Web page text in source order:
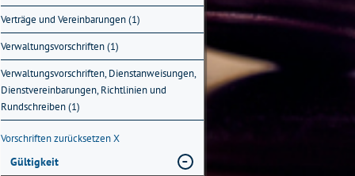
Verträge und Vereinbarungen (1)
Verwaltungsvorschriften (1)
Verwaltungsvorschriften, Dienstanweisungen,
Dienstvereinbarungen, Richtlinien und
Rundschreiben (1)
Vorschriften zurücksetzenX
Gültigkeit